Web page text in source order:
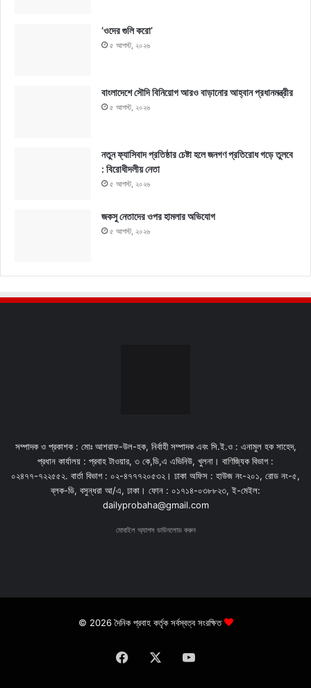
‘ওদের গুলি করো’
৫ আগস্ট, ২০২৬
বাংলাদেশে সৌদি বিনিয়োগ আরও বাড়ানোর আহ্বান প্রধানমন্ত্রীর
৫ আগস্ট, ২০২৬
নতুন ফ্যাসিবাদ প্রতিষ্ঠার চেষ্টা হলে জনগণ প্রতিরোধ গড়ে তুলবে
: বিরোধীদলীয় নেতা
৫ আগস্ট, ২০২৬
জকসু নেতাদের ওপর হামলার অভিযোগ
৫ আগস্ট, ২০২৬
সম্পাদক ও প্রকাশক : মোঃ আশরাফ-উল-হক, নির্বাহী সম্পাদক এবং সি.ই.ও : এনামুল হক সাহেদ,
প্রধান কার্যালয় : প্রবাহ টাওয়ার, ৩ কে,ডি,এ এভিনিউ, খুলনা। বাণিজ্যিক বিভাগ :
০২৪৭৭-৭২২৫৫২. বার্তা বিভাগ : ০২-৪৭৭৭২০৫৩২। ঢাকা অফিস : হাউজ নং-২০১, রোড নং-৫,
ব্লক-ডি, বসুন্ধরা আ/এ, ঢাকা। ফোন : ০১৭১৪-০৩৮৮২৩, ই-মেইল:
dailyprobaha@gmail.com
মোবাইল অ্যাপস ডাউনলোড করুন
© 2026 দৈনিক প্রবাহ কর্তৃক সর্বস্বত্ব সংরক্ষিত
Facebook